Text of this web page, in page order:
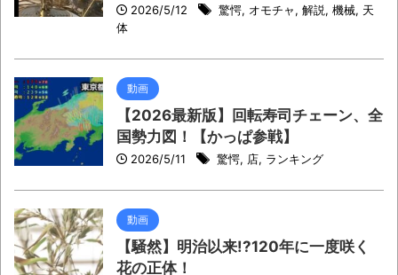
2026/5/12 驚愕, オモチャ, 解説, 機械, 天
体
動画
【2026最新版】回転寿司チェーン、全
国勢力図！【かっぱ参戦】
2026/5/11 驚愕, 店, ランキング
動画
【騒然】明治以来!?120年に一度咲く
花の正体！